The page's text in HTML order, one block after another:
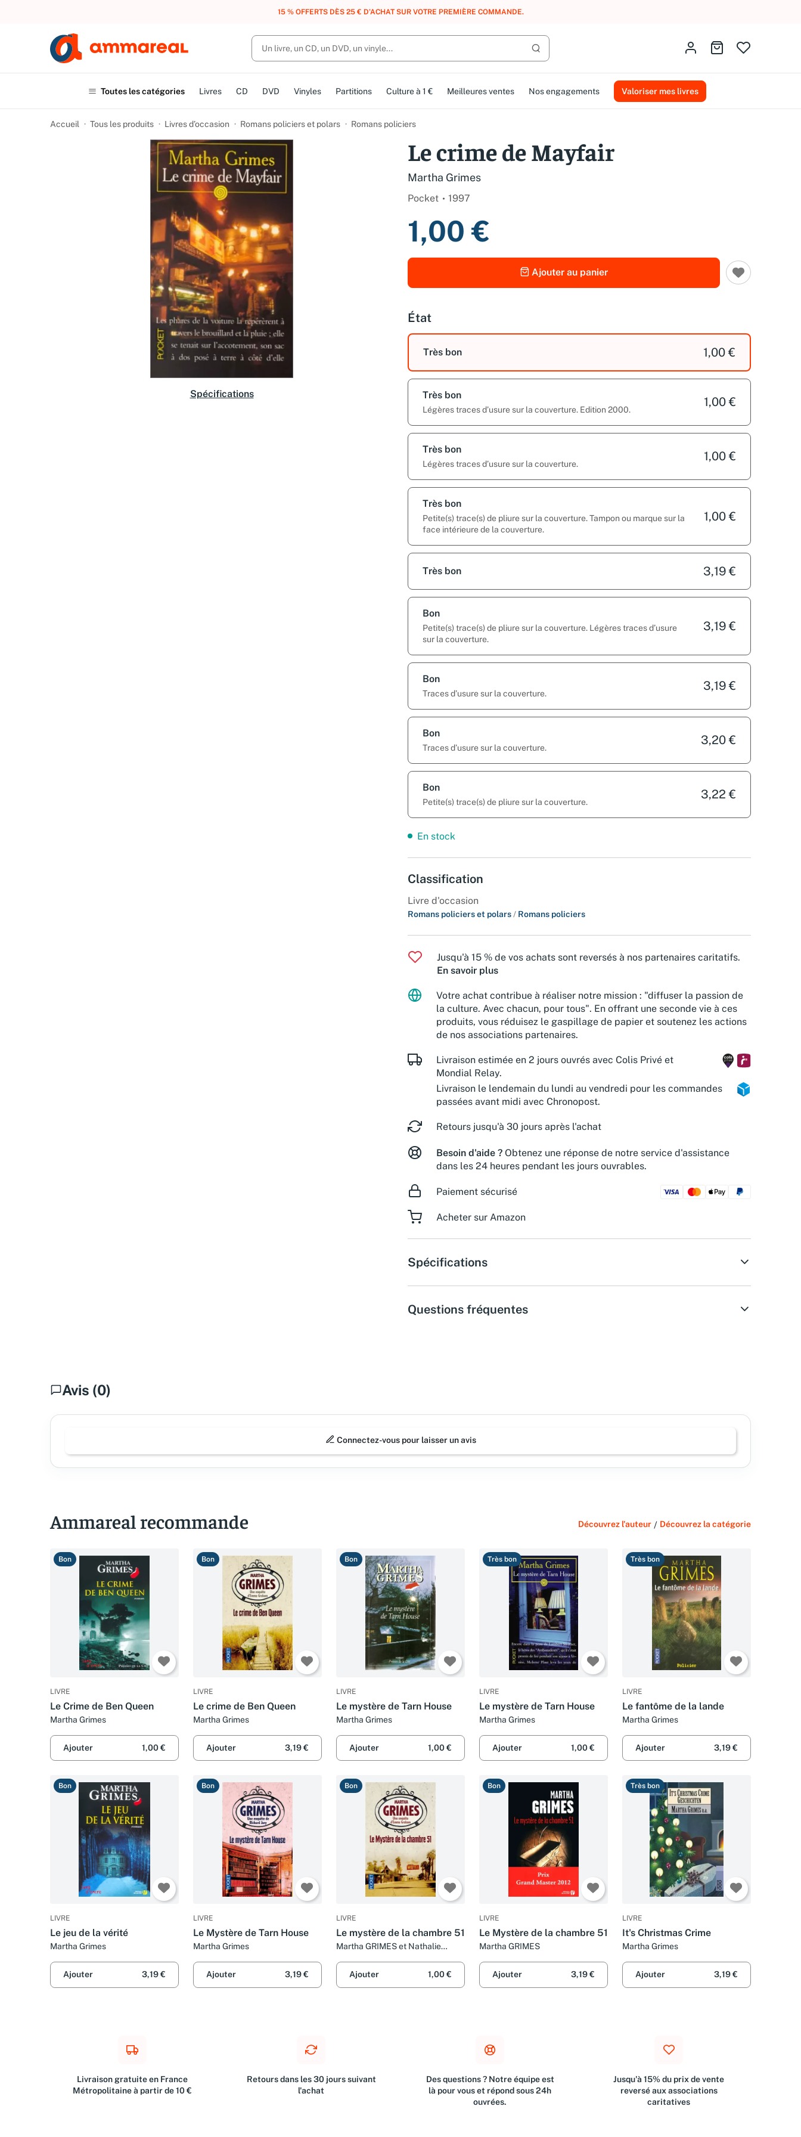
UN ACHAT, DES POINTS, DES RÉCOMPENSES :REJOIGNEZ GRATUITEMENT LE CLUB AMMAREAL.
Lancer la recherche
Identifiez-vousAller au panier
Toutes les catégories Livres CD DVD Vinyles Partitions Culture à 1 € Meilleures ventes Nos engagements Valoriser mes livres
Accueil Tous les produits Livres d’occasion Romans policiers et polars Romans policiers
Spécifications
Le crime de Mayfair
Martha Grimes
Pocket 1997
1,00 €
Ajouter au panier
État
Très bon 1,00 €
Très bon
Légères traces d’usure sur la couverture. Edition 2000.
1,00 €
Très bon
Légères traces d’usure sur la couverture.
1,00 €
Très bon
Petite(s) trace(s) de pliure sur la couverture. Tampon ou marque sur la
face intérieure de la couverture.
1,00 €
Très bon 3,19 €
Bon
Petite(s) trace(s) de pliure sur la couverture. Légères traces d’usure
sur la couverture.
3,19 €
Bon
Traces d’usure sur la couverture.
3,19 €
Bon
Traces d’usure sur la couverture.
3,20 €
Bon
Petite(s) trace(s) de pliure sur la couverture.
3,22 €
En stock
Classification
Livre d'occasion
Romans policiers et polars / Romans policiers
Jusqu'à 15 % de vos achats sont reversés à nos partenaires caritatifs.
En savoir plus
Votre achat contribue à réaliser notre mission : "diffuser la passion de
la culture. Avec chacun, pour tous". En offrant une seconde vie à ces
produits, vous réduisez le gaspillage de papier et soutenez les actions
de nos associations partenaires.
Livraison estimée en 2 jours ouvrés avec Colis Privé et
Mondial Relay.
Livraison le lendemain du lundi au vendredi pour les commandes
passées avant midi avec Chronopost.
Retours jusqu'à 30 jours après l'achat
Besoin d'aide ? Obtenez une réponse de notre service d'assistance
dans les 24 heures pendant les jours ouvrables.
Paiement sécurisé
Acheter sur Amazon
Spécifications
Questions fréquentes
Avis (0)
Connectez-vous pour laisser un avis
Ammareal recommande Découvrez l'auteur / Découvrez la catégorie
Bon
LIVRE
Le Crime de Ben Queen
Martha Grimes
Ajouter 1,00 €
Bon
LIVRE
Le crime de Ben Queen
Martha Grimes
Ajouter 3,19 €
Bon
LIVRE
Le mystère de Tarn House
Martha Grimes
Ajouter 1,00 €
Très bon
LIVRE
Le mystère de Tarn House
Martha Grimes
Ajouter 1,00 €
Très bon
LIVRE
Le fantôme de la lande
Martha Grimes
Ajouter 3,19 €
Bon
LIVRE
Le jeu de la vérité
Martha Grimes
Ajouter 3,19 €
Bon
LIVRE
Le Mystère de Tarn House
Martha Grimes
Ajouter 3,19 €
Bon
LIVRE
Le mystère de la chambre 51
Martha GRIMES et Nathalie
Ajouter
1,00 €
Bon
LIVRE
Le Mystère de la chambre 51
Martha GRIMES
Ajouter 3,19 €
Très bon
LIVRE
It's Christmas Crime
Martha Grimes
Ajouter 3,19 €
Livraison gratuite en France
Métropolitaine à partir de 10 €
Retours dans les 30 jours suivant
l'achat
Des questions ? Notre équipe est
là pour vous et répond sous 24h
ouvrées.
Jusqu'à 15% du prix de vente
reversé aux associations
caritatives